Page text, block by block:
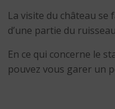
La visite du château
d’une partie du
En ce qui concerne le
pouvez vous garer un